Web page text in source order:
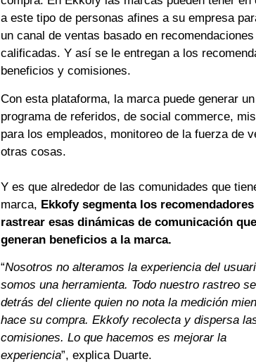
a este tipo de personas afines a su empresa
un canal de ventas basado en recomendaciones
calificadas. Y así se le entregan a los
beneficios y comisiones.
Con esta plataforma, la marca puede generar un
programa de referidos, de social commerce,
para los empleados, monitoreo de la fuerza de
otras cosas.
Y es que alrededor de las comunidades que
marca, Ekkofy segmenta los
rastrear esas dinámicas de comunicación
generan beneficios a la marca.
“Nosotros no alteramos la experiencia del
somos una herramienta. Todo nuestro rastreo
detrás del cliente quien no nota la medición
hace su compra. Ekkofy recolecta y dispersa
comisiones. Lo que hacemos es mejorar la
experiencia”, explica Duarte.